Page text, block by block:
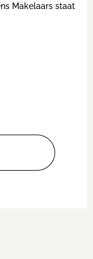
Makelaars staat